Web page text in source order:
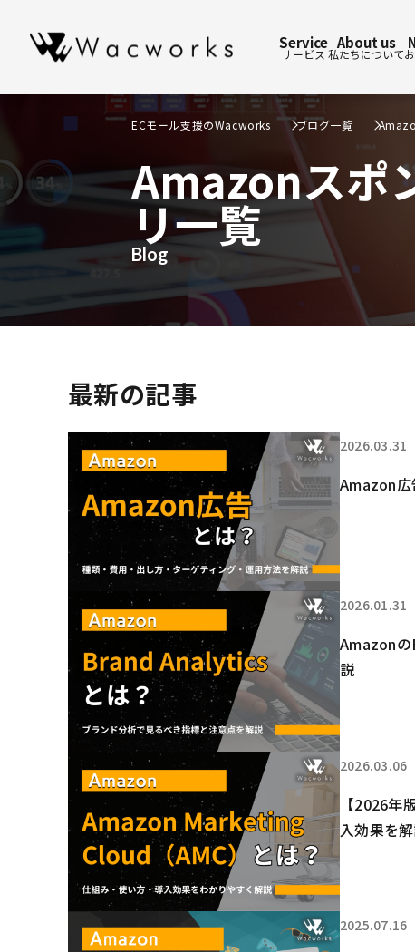
Service
サービス
About us
私たちについて
Amazonスポ
リ一覧
Blog
ECモール支援のWacworks ブログ一覧
最新の記事
2026.03.31
Amazon広
2026.01.31
Amazon
説
2026.03.06
【2026
入効果を
2025.07.16